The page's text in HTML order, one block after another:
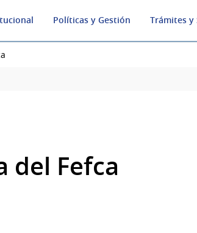
Políticas y Gestión Trámites y
del Fefca